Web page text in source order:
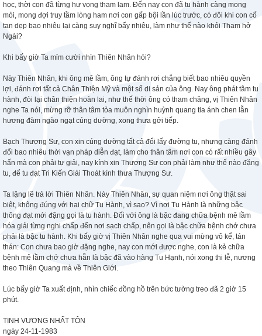
học, thời con đã từng hư vọng tham lam. Đến nay con đã tu hành càng mong
mỏi, mong đợi truy tầm lòng ham nơi con gấp bội lần lúc trước, có đôi khi con cố
tan dẹp bao nhiêu lại càng suy nghĩ bấy nhiêu, làm như thế nào khỏi Tham hở
Ngài?
Khi bấy giờ Ta mỉm cười nhìn Thiên Nhân hỏi?
Này Thiên Nhân, khi ông mê lầm, ông tự đánh rơi chẳng biết bao nhiêu quyền
lợi, đánh rơi tất cả Chân Thiện Mỹ và một số di sản của ông. Nay ông phát tâm tu
hành, đòi lại chân thiện hoàn lai, như thế thời ông có tham chăng, vị Thiên Nhân
nghe Ta nói, mừng rỡ thân tâm tỏa muôn nghìn huỳnh quang tia ánh chen lẫn
hương đàm ngào ngạt cúng dường, xong thưa gởi tiếp.
Bạch Thượng Sư, con xin cúng dường tất cả đổi lấy đường tu, nhưng càng đánh
đổi bao nhiêu thời vạn pháp diễn đạt, làm cho thân tâm nơi con có rất nhiều gây
hấn mà con phải tự giải, nay kính xin Thượng Sư con phải làm như thế nào đặng
tu, để tu đạt Tri Kiến Giải Thoát kính thưa Thượng Sư.
Ta lặng lẽ trả lời Thiên Nhân. Này Thiên Nhân, sự quan niệm nơi ông thật sai
biệt, không đúng với hai chữ Tu Hành, vì sao? Vì nơi Tu Hành là những bậc
thông đạt mới đặng gọi là tu hành. Đối với ông là bậc đang chữa bệnh mê lầm
hóa giải từng nghi chấp đến nơi sạch chấp, nên gọi là bậc chữa bệnh chớ chưa
phải là bậc tu hành. Khi bấy giờ vị Thiên Nhân nghe qua vui mừng vô kể, tán
thán: Con chưa bao giờ đặng nghe, nay con mới được nghe, con là kẻ chữa
bệnh mê lầm chớ chưa hẵn là bậc đã vào hàng Tu Hạnh, nói xong thi lễ, nương
theo Thiên Quang mà về Thiên Giới.
Lúc bấy giờ Ta xuất định, nhìn chiếc đồng hồ trên bức tường treo đã 2 giờ 15
phút.
TỊNH VƯƠNG NHẤT TÔN
ngày 24-11-1983